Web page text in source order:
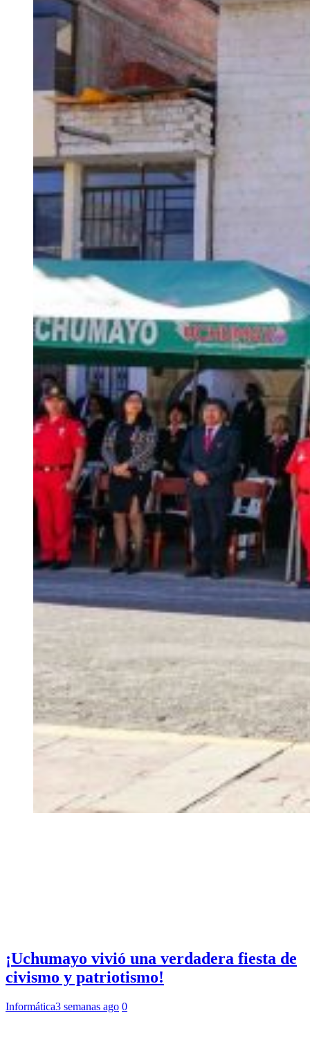
¡Uchumayo vivió una verdadera fiesta de
civismo y patriotismo!
Informática3 semanas ago 0